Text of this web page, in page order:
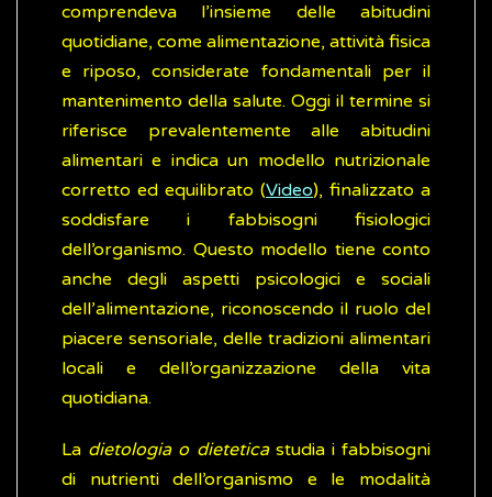
comprendeva l’insieme delle abitudini
quotidiane, come alimentazione, attività fisica
e riposo, considerate fondamentali per il
mantenimento della salute. Oggi il termine si
riferisce prevalentemente alle abitudini
alimentari e indica un modello nutrizionale
corretto ed equilibrato (Video), finalizzato a
soddisfare i fabbisogni fisiologici
dell’organismo. Questo modello tiene conto
anche degli aspetti psicologici e sociali
dell’alimentazione, riconoscendo il ruolo del
piacere sensoriale, delle tradizioni alimentari
locali e dell’organizzazione della vita
quotidiana.
La dietologiao dieteticastudia i fabbisogni
di nutrienti dell’organismo e le modalità